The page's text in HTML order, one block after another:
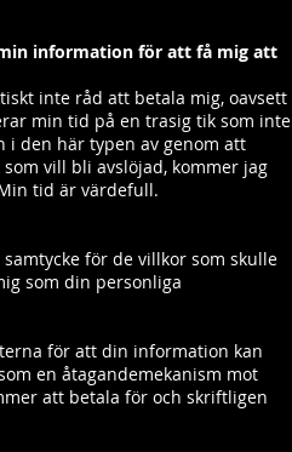
information för att få mig att
inte råd att betala mig, oavsett
min tid på en trasig tik som inte
den här typen av genom att
vill bli avslöjad, kommer jag
tid är värdefull.
för de villkor som skulle
som din personliga
för att din information kan
en åtagandemekanism mot
att betala för och skriftligen